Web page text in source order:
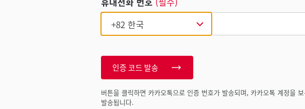
인증 코드 발송
버튼을 클릭하면 카카오톡으로 인증 번호가 발송되며, 카카오톡 계정을
발송됩니다.